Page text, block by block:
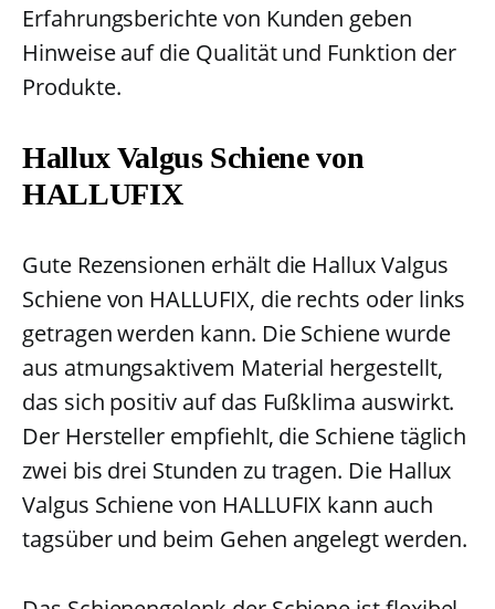
Erfahrungsberichte von Kunden geben
Hinweise auf die Qualität und Funktion der
Produkte.
Hallux Valgus Schiene von
HALLUFIX
Gute Rezensionen erhält die Hallux Valgus
Schiene von HALLUFIX, die rechts oder links
getragen werden kann. Die Schiene wurde
aus atmungsaktivem Material hergestellt,
das sich positiv auf das Fußklima auswirkt.
Der Hersteller empfiehlt, die Schiene täglich
zwei bis drei Stunden zu tragen. Die Hallux
Valgus Schiene von HALLUFIX kann auch
tagsüber und beim Gehen angelegt werden.